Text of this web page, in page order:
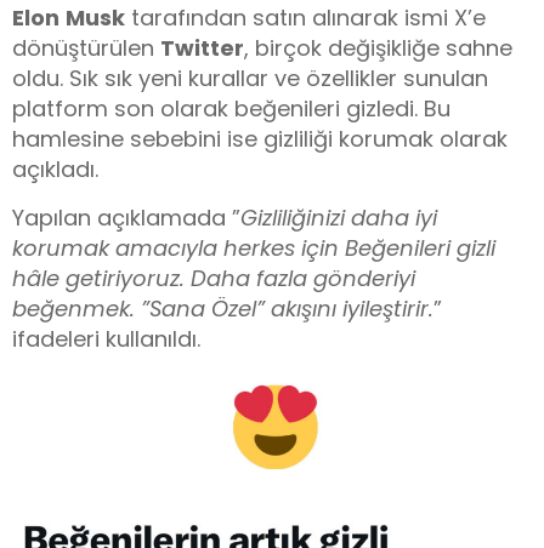
Elon Musk tarafından satın alınarak ismi X’e
dönüştürülen Twitter, birçok değişikliğe sahne
oldu. Sık sık yeni kurallar ve özellikler sunulan
platform son olarak beğenileri gizledi. Bu
hamlesine sebebini ise gizliliği korumak olarak
açıkladı.
Yapılan açıklamada ”Gizliliğinizi daha iyi
korumak amacıyla herkes için Beğenileri gizli
hâle getiriyoruz. Daha fazla gönderiyi
beğenmek. ”Sana Özel” akışını iyileştirir.”
ifadeleri kullanıldı.